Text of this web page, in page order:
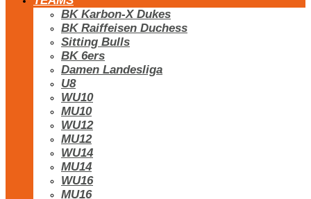
BK Karbon-X Dukes
BK Raiffeisen Duchess
Sitting Bulls
BK 6ers
Damen Landesliga
U8
WU10
MU10
WU12
MU12
WU14
MU14
WU16
MU16